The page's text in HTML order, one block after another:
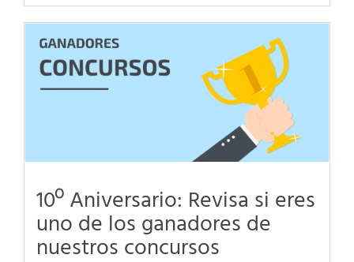
10º Aniversario: Revisa si eres
uno de los ganadores de
nuestros concursos